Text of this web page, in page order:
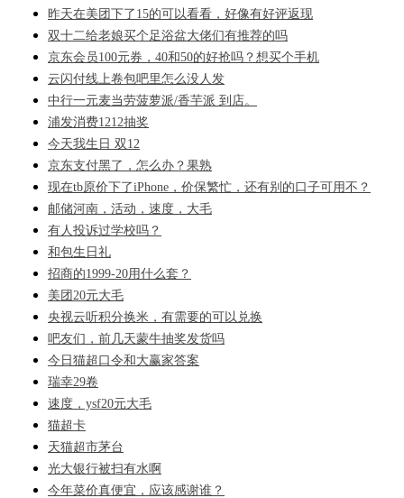
昨天在美团下了15的可以看看，好像有好评返现
双十二给老娘买个足浴盆大佬们有推荐的吗
京东会员100元券，40和50的好抢吗？想买个手机
云闪付线上卷包吧里怎么没人发
中行一元麦当劳菠萝派/香芋派 到店。
浦发消费1212抽奖
今天我生日 双12
京东支付黑了，怎么办？果熟
现在tb原价下了iPhone，价保繁忙，还有别的口子可用不？
邮储河南，活动，速度，大毛
有人投诉过学校吗？
和包生日礼
招商的1999-20用什么套？
美团20元大毛
央视云听积分换米，有需要的可以兑换
吧友们，前几天蒙牛抽奖发货吗
今日猫超口令和大赢家答案
瑞幸29卷
速度，ysf20元大毛
猫超卡
天猫超市茅台
光大银行被扫有水啊
今年菜价真便宜，应该感谢谁？